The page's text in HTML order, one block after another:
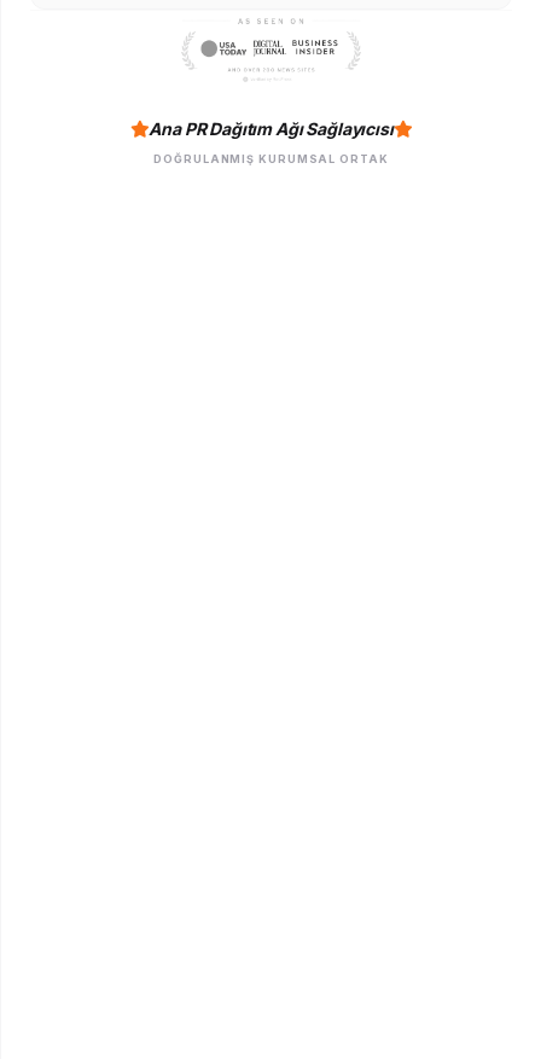
Ana PR Dağıtım Ağı Sağlayıcısı
DOĞRULANMIŞ KURUMSAL ORTAK